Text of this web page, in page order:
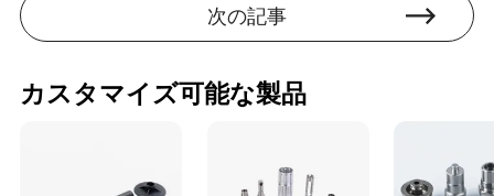
次の記事
カスタマイズ可能な製品